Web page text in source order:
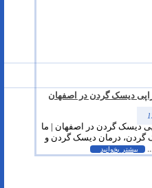
دیسک گردن در اصفهان
دیسک گردن در اصفهان | ما
گردن، درمان دیسک گردن و
بیشتر بخوانید